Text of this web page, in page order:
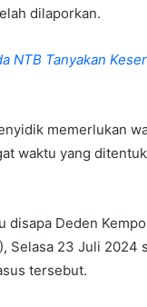
dilaporkan.
NTB Tanyakan
memerlukan
waktu yang
disapa Deden
Selasa 23 Juli 2024
tersebut.